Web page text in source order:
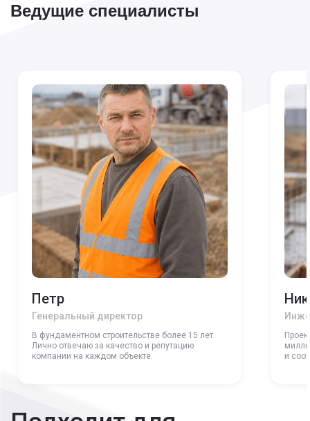
Ведущие специалисты
Петр
Генеральный директор
В фундаментном строительстве более 15 лет.
Лично отвечаю за качество и репутацию
компании на каждом объекте.
и